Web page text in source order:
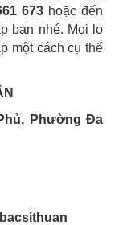
673 hoặc đến
bạn nhé. Mọi lo
một cách cụ thể
Phường Đa